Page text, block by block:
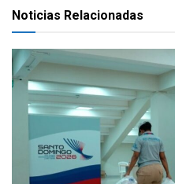
Noticias Relacionadas